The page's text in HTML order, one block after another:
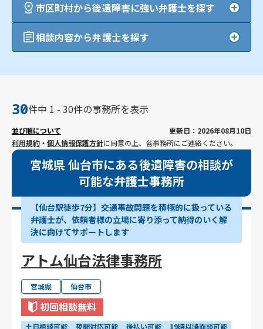
市区町村から後遺障害に強い弁護士を探す
相談内容から弁護士を探す
30件中 1 - 30件の事務所を表示
並び順について
更新日：2026年08月10日
利用規約 ・個人情報保護方針に同意の上、各事務所にご連絡ください。
宮城県 仙台市にある後遺障害の相談が
可能な弁護士事務所
【仙台駅徒歩7分】交通事故問題を積極的に扱っている
弁護士が、依頼者様の立場に寄り添って納得のいく解
決に向けてサポートします
アトム仙台法律事務所
宮城県 仙台市
初回相談無料
土日相談可能 夜間対応可能 後払い可能
19時以降面談可能